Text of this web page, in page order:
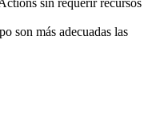
sin requerir recursos
son más adecuadas las